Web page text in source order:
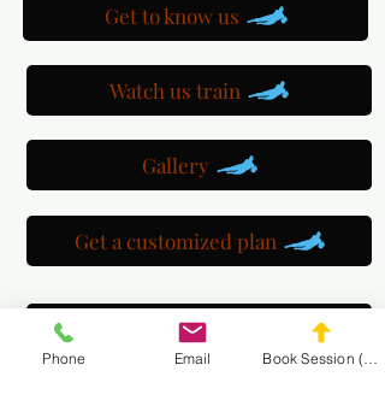
Get to know us
Watch us train
Gallery
Get a customized plan
Partner with us
Phone Email